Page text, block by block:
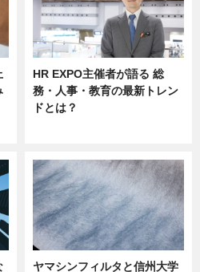
HR EXPO主催者が語る 総
務・人事・教育の最新トレン
ドとは？
ヤマシンフィルタと信州大学